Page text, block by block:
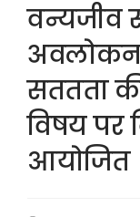
वन्यजीव
अवलोकन:
सततता
विषय पर
आयोजित